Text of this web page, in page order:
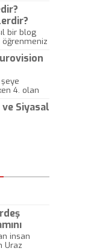
bir blog
4. olan
Siyasal
insan
Uraz